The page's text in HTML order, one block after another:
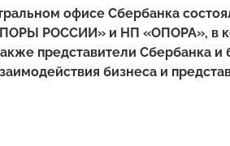
офисе Сбербанка
РОССИИ» и НП «ОПОРА», в
представители Сбербанка и
бизнеса и